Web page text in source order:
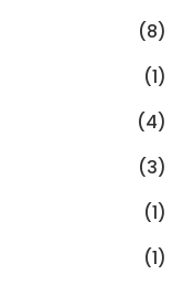
(8)
(1)
(4)
(3)
(1)
(1)